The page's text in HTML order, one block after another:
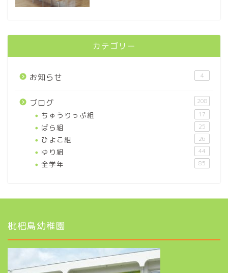
カテゴリー
お知らせ 4
ブログ 208
ちゅうりっぷ組 17
ばら組 25
ひよこ組 26
ゆり組 44
全学年 85
枇杷島幼稚園